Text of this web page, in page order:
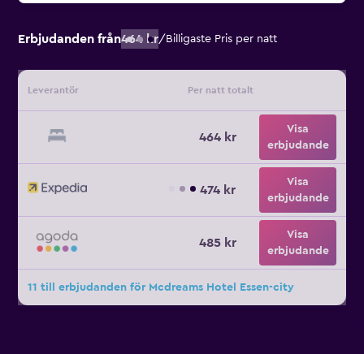
Erbjudanden från464 kr/ Billigaste Pris per natt
Leverantör Per natt totalt
464 kr
Visa
erbjudande
474 kr
Visa
erbjudande
485 kr
Visa
erbjudande
11 till erbjudanden för Mcdreams Hotel Essen-city